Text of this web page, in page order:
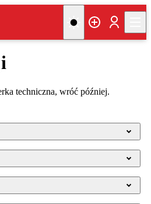
techniczna, wróć później.